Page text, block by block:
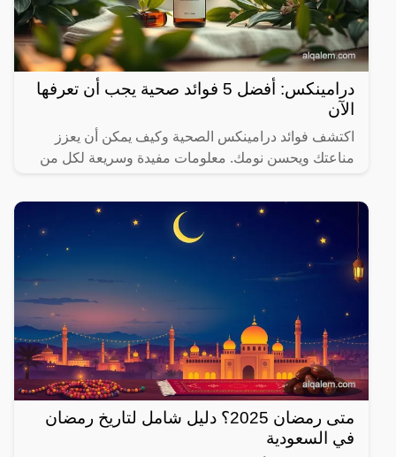
درامينكس: أفضل 5 فوائد صحية يجب أن تعرفها
الآن
اكتشف فوائد درامينكس الصحية وكيف يمكن أن يعزز
مناعتك ويحسن نومك. معلومات مفيدة وسريعة لكل من
متى رمضان 2025؟ دليل شامل لتاريخ رمضان
في السعودية